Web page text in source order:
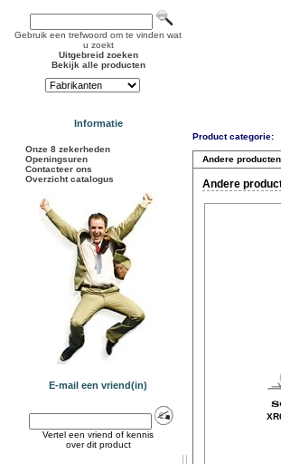
Gebruik een trefwoord om te vinden wat
u zoekt
Uitgebreid zoeken
Bekijk alle producten
Informatie
Onze 8 zekerheden
Openingsuren
Contacteer ons
Overzicht catalogus
E-mail een vriend(in)
Vertel een vriend of kennis
over dit product
Product categorie:
Andere producten
Andere